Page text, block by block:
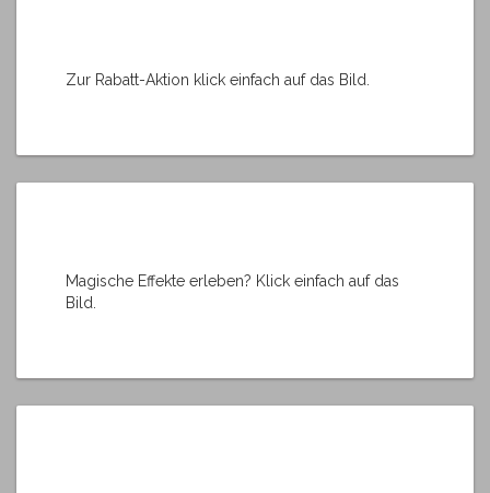
Zur Rabatt-Aktion klick einfach auf das Bild.
Magische Effekte erleben? Klick einfach auf das
Bild.